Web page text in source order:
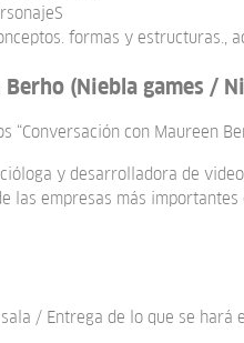
formas y estructuras.,
(Niebla games /
“Conversación con Maureen
y desarrolladora de
las empresas más
/ Entrega de lo que se